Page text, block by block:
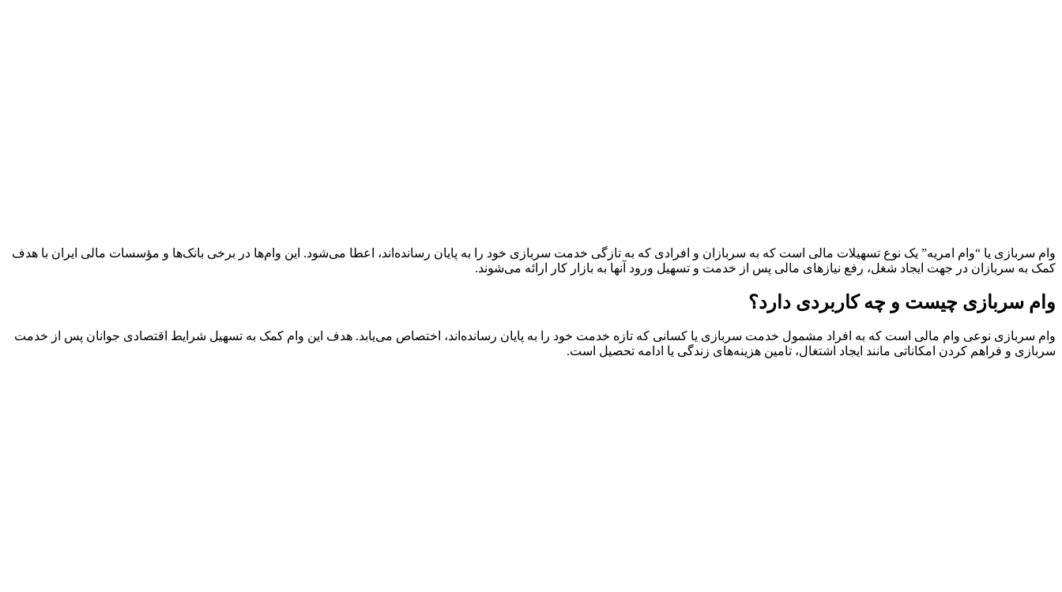
وام سربازی یا “وام امریه” یک نوع تسهیلات مالی است که به سربازان و افرادی که به تازگی خدمت سربازی خود را به پایان رسانده‌اند، اعطا می‌شود. این وام‌ها در برخی بانک‌ها و مؤسسات مالی ایران با هدف
کمک به سربازان در جهت ایجاد شغل، رفع نیازهای مالی پس از خدمت و تسهیل ورود آنها به بازار کار ارائه می‌شوند.
وام سربازی چیست و چه کاربردی دارد؟
وام سربازی نوعی وام مالی است که به افراد مشمول خدمت سربازی یا کسانی که تازه خدمت خود را به پایان رسانده‌اند، اختصاص می‌یابد. هدف این وام کمک به تسهیل شرایط اقتصادی جوانان پس از خدمت
سربازی و فراهم کردن امکاناتی مانند ایجاد اشتغال، تامین هزینه‌های زندگی یا ادامه تحصیل است.